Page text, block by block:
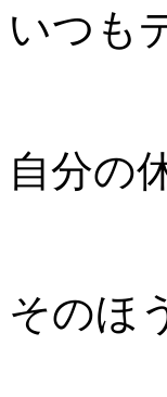
いつも
自分の
そのほ